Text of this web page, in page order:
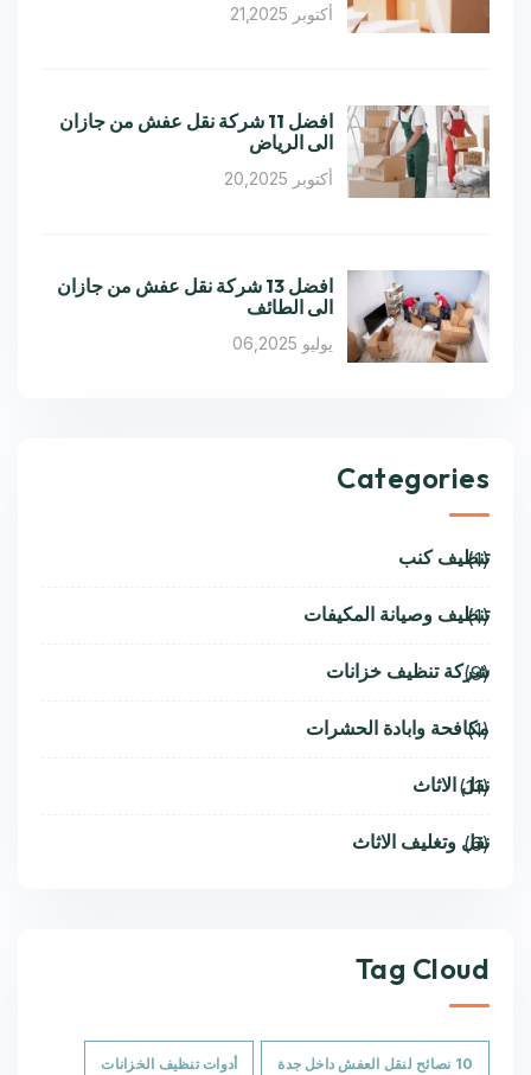
أكتوبر 21,2025
افضل 11 شركة نقل عفش من جازان
الى الرياض
أكتوبر 20,2025
افضل 13 شركة نقل عفش من جازان
الى الطائف
يوليو 06,2025
Categories
تنظيف كنب
(1)
تنظيف وصيانة المكيفات
(1)
شركة تنظيف خزانات
(9)
مكافحة وابادة الحشرات
(1)
نقل الاثاث
(11)
نقل وتغليف الاثاث
(6)
Tag Cloud
10 نصائح لنقل العفش داخل جدة أدوات تنظيف الخزانات